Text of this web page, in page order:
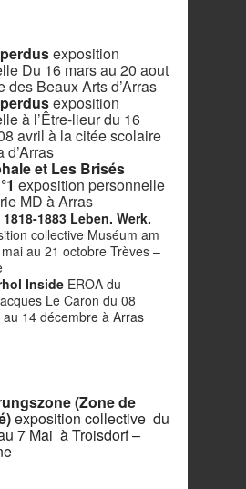
exposition
Du 16 mars au 20 aout
des Beaux Arts d’Arras
exposition
à l’Être-lieur du 16
avril à la citée scolaire
d’Arras
et Les Brisés
exposition personnelle
MD à Arras
1883 Leben. Werk.
collective Muséum am
au 21 octobre Trèves –
Inside EROA du
Le Caron du 08
14 décembre à Arras
(Zone de
exposition collective du
7 Mai à Troisdorf –